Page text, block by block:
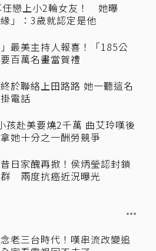
任戀上小2輪女友！ 她曝
緣」：3歲就認定是他
」最美主持人報喜！「185公
百萬名畫當賀禮
於聯絡上田路路 她一聽這名
電話
孩赴美要燒2千萬 曲艾玲嘆後
她十分之一酬勞競爭
日家醜再掀！侯炳瑩認封鎖
兩度抗癌近況曝光
老三台時代！嘆串流改變追